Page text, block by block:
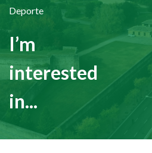
Deporte
I’m
interested
in...